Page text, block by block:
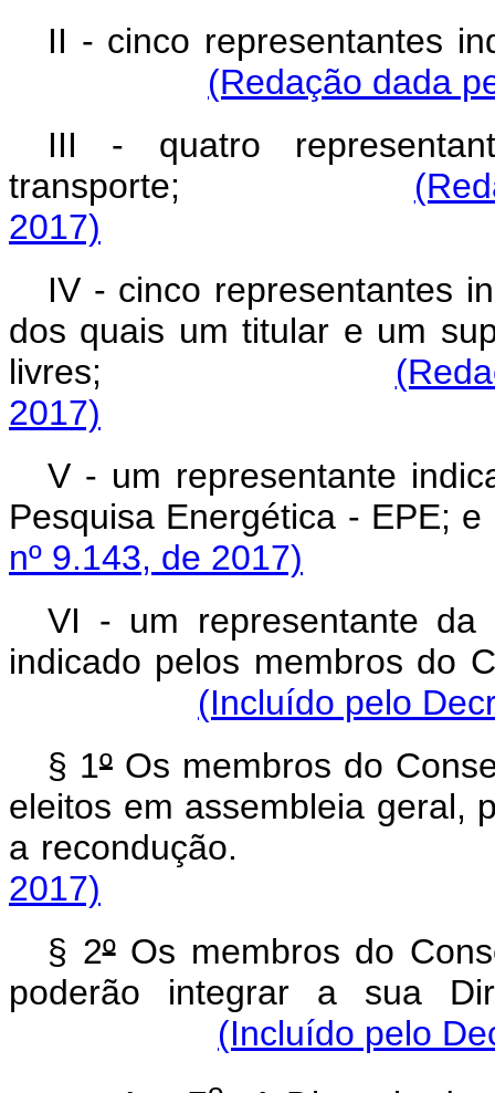
II - cinco representantes
(Redação dada
III - quatro
transporte;
2017)
IV - cinco representantes
dos quais um titular e um
livres;
2017)
V - um representante
Pesquisa Energética - EPE; e
nº 9.143, de 2017)
VI - um representante da
indicado pelos membros do
(Incluído pelo
§ 1ºOs membros do
eleitos em assembleia geral,
a recondução.
2017)
§ 2ºOs membros do
poderão integrar a sua
(Incluído pelo